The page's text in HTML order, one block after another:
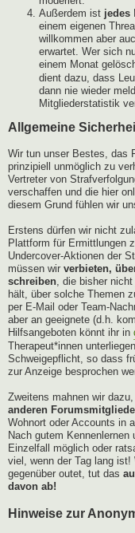
Außerdem ist jedes
einem eigenen
willkommen aber
erwartet. Wer sich
einem Monat
dient dazu, dass
dann nie wieder
Mitgliederstatistik
Allgemeine
Wir tun unser Bestes, das
prinzipiell unmöglich zu
Vertreter von
verschaffen und die hier
diesem Grund fühlen wir
Erstens dürfen wir nicht
Plattform für Ermittlungen
Undercover-Aktionen der
müssen wir verbieten,
schreiben, die bisher
hält, über solche Themen
per E-Mail oder Team-
aber an geeignete (d.h.
Hilfsangeboten könnt ihr in
Therapeut*innen
Schweigepflicht, so dass
zur Anzeige besprochen
Zweitens mahnen wir
anderen
Wohnort oder Accounts in
Nach gutem
Einzelfall möglich oder
viel, wenn der Tag lang
gegenüber outet, tut das
davon ab!
Hinweise zur